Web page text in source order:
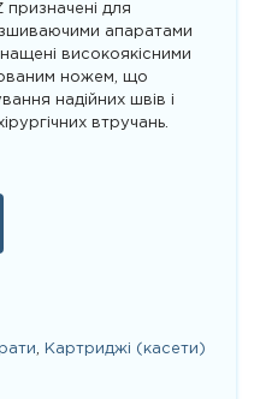
призначені для
зшиваючими апаратами
високоякісними
ножем, що
надійних швів і
втручань.
Картриджі (касети)